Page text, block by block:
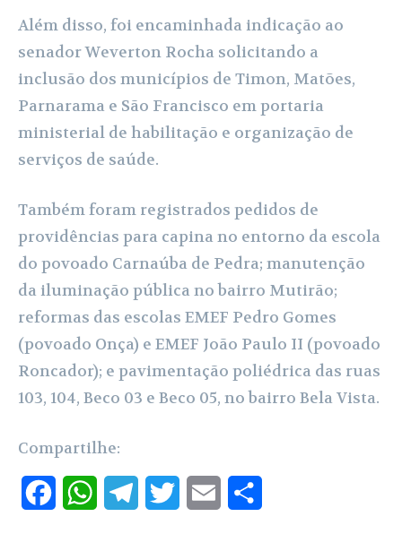
Além disso, foi encaminhada indicação ao
senador Weverton Rocha solicitando a
inclusão dos municípios de Timon, Matões,
Parnarama e São Francisco em portaria
ministerial de habilitação e organização de
serviços de saúde.
Também foram registrados pedidos de
providências para capina no entorno da escola
do povoado Carnaúba de Pedra; manutenção
da iluminação pública no bairro Mutirão;
reformas das escolas EMEF Pedro Gomes
(povoado Onça) e EMEF João Paulo II (povoado
Roncador); e pavimentação poliédrica das ruas
103, 104, Beco 03 e Beco 05, no bairro Bela Vista.
Compartilhe:
W